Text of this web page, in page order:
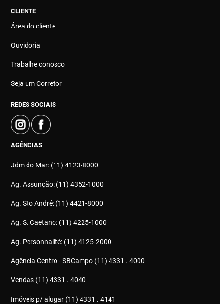
CLIENTE
Área do cliente
Ouvidoria
Trabalhe conosco
Seja um Corretor
REDES SOCIAIS
AGÊNCIAS
Jdm do Mar: (11) 4123-8000
Ag. Assunção: (11) 4352-1000
Ag. Sto André: (11) 4421-8000
Ag. S. Caetano: (11) 4225-1000
Ag. Personnalité: (11) 4125-2000
Agência Centro - SBCampo (11) 4331 . 4000
Vendas (11) 4331 . 4040
Imóveis p/ alugar (11) 4331 . 4141